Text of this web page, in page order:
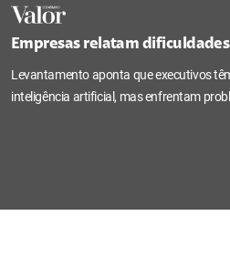
Empresas relatam
Levantamento aponta que executivos
inteligência artificial, mas enfrentam